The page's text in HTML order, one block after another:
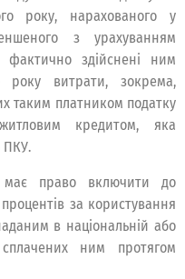
року, нарахованого у
з урахуванням
здійснені ним
року витрати, зокрема,
таким платником податку
кредитом, яка
ПКУ.
право включити до
за користування
в національній або
ним протягом